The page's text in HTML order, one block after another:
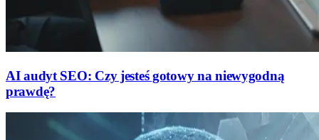
AI audyt SEO: Czy jesteś gotowy na niewygodną
prawdę?